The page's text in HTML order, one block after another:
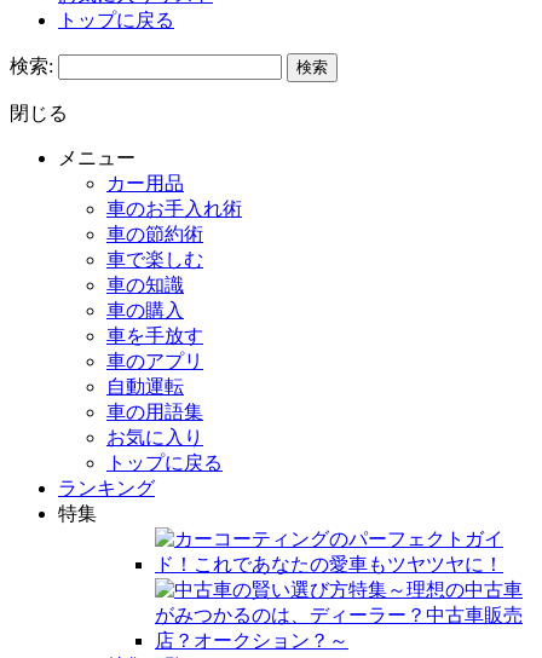
トップに戻る
検索:
閉じる
メニュー
カー用品
車のお手入れ術
車の節約術
車で楽しむ
車の知識
車の購入
車を手放す
車のアプリ
自動運転
車の用語集
お気に入り
トップに戻る
ランキング
特集